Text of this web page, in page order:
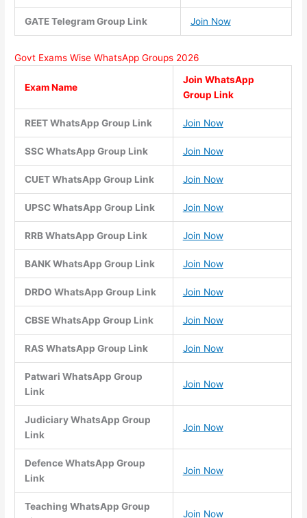
GATE Telegram Group Link Join Now
Govt Exams Wise WhatsApp Groups 2026
Exam Name
Join WhatsApp
Group Link
REET WhatsApp Group Link Join Now
SSC WhatsApp Group Link Join Now
CUET WhatsApp Group Link Join Now
UPSC WhatsApp Group Link Join Now
RRB WhatsApp Group Link Join Now
BANK WhatsApp Group Link Join Now
DRDO WhatsApp Group Link Join Now
CBSE WhatsApp Group Link Join Now
RAS WhatsApp Group Link Join Now
Patwari WhatsApp Group
Link
Join Now
Judiciary WhatsApp Group
Link
Join Now
Defence WhatsApp Group
Link
Join Now
Teaching WhatsApp Group
Join Now